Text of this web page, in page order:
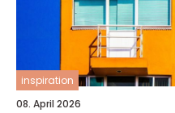
inspiration
08. April 2026